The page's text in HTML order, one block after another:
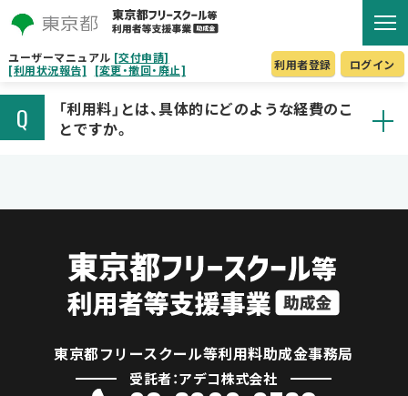
ユーザーマニュアル [交付申請]
[利用状況報告]
[変更・撤回・廃止] 利用者登録 ログイン
Q
「利用料」とは、具体的にどのような経費のこ
とですか。
東京都フリースクール等利用料助成金事務局
受託者：アデコ株式会社